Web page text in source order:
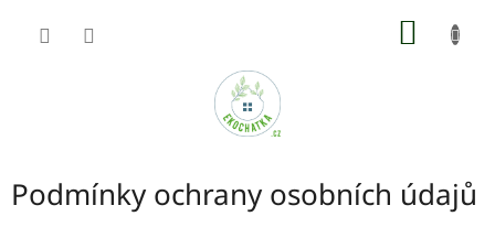
Podmínky ochrany osobních údajů